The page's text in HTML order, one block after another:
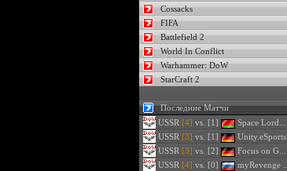
Cossacks
FIFA
Battlefield 2
World In Conflict
Warhammer: DoW
StarCraft 2
Последние Матчи
USSR [4] vs. [1]
Space Lord...
USSR [3] vs. [1]
Unity.eSports
USSR [3] vs. [2]
Focus on G...
USSR [4] vs. [0]
myRevenge ...